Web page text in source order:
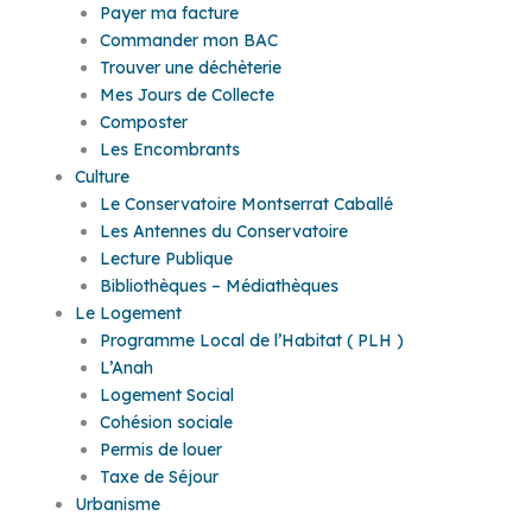
Payer ma facture
Commander mon BAC
Trouver une déchèterie
Mes Jours de Collecte
Composter
Les Encombrants
Culture
Le Conservatoire Montserrat Caballé
Les Antennes du Conservatoire
Lecture Publique
Bibliothèques – Médiathèques
Le Logement
Programme Local de l’Habitat ( PLH )
L’Anah
Logement Social
Cohésion sociale
Permis de louer
Taxe de Séjour
Urbanisme